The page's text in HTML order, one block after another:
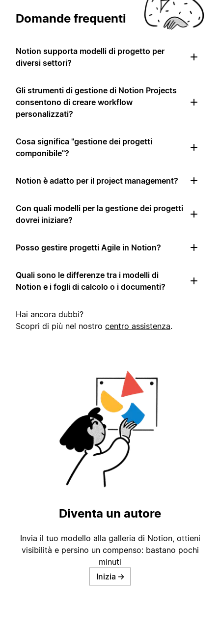
Domande frequenti
Notion supporta modelli di progetto per
diversi settori?
Gli strumenti di gestione di Notion Projects
consentono di creare workflow
personalizzati?
Cosa significa "gestione dei progetti
componibile"?
Notion è adatto per il project management?
Con quali modelli per la gestione dei progetti
dovrei iniziare?
Posso gestire progetti Agile in Notion?
Quali sono le differenze tra i modelli di
Notion e i fogli di calcolo o i documenti?
Hai ancora dubbi?
Scopri di più nel nostro centro assistenza.
Diventa un autore
Invia il tuo modello alla galleria di Notion, ottieni
visibilità e persino un compenso: bastano pochi
minuti
Inizia →